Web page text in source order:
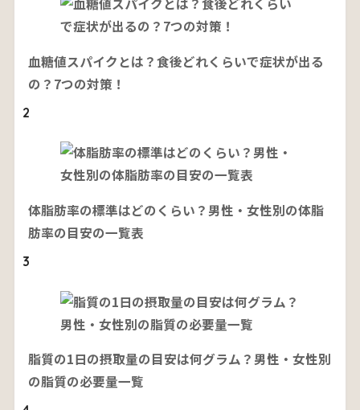
血糖値スパイクとは？食後どれくらいで症状が出る
の？7つの対策！
2
体脂肪率の標準はどのくらい？男性・女性別の体脂
肪率の目安の一覧表
3
脂質の1日の摂取量の目安は何グラム？男性・女性別
の脂質の必要量一覧